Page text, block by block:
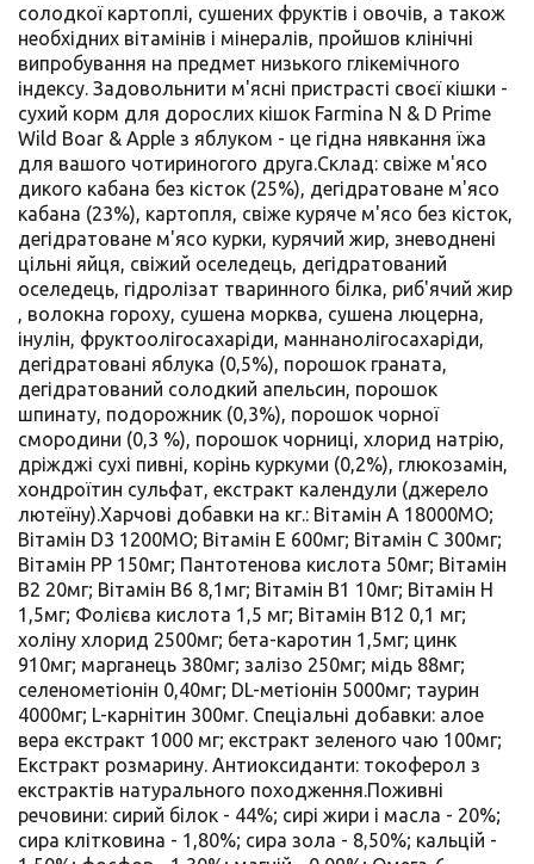
солодкої картоплі, сушених фруктів і овочів, а також
необхідних вітамінів і мінералів, пройшов клінічні
випробування на предмет низького глікемічного
індексу. Задовольнити м'ясні пристрасті своєї кішки -
сухий корм для дорослих кішок Farmina N & D Prime
Wild Boar & Apple з яблуком - це гідна нявкання їжа
для вашого чотириногого друга.Склад: свіже м'ясо
дикого кабана без кісток (25%), дегідратоване м'ясо
кабана (23%), картопля, свіже куряче м'ясо без кісток,
дегідратоване м'ясо курки, курячий жир, зневоднені
цільні яйця, свіжий оселедець, дегідратований
оселедець, гідролізат тваринного білка, риб'ячий жир
, волокна гороху, сушена морква, сушена люцерна,
інулін, фруктоолігосахаріди, маннанолігосахаріди,
дегідратовані яблука (0,5%), порошок граната,
дегідратований солодкий апельсин, порошок
шпинату, подорожник (0,3%), порошок чорної
смородини (0,3 %), порошок чорниці, хлорид натрію,
дріжджі сухі пивні, корінь куркуми (0,2%), глюкозамін,
хондроїтин сульфат, екстракт календули (джерело
лютеїну).Харчові добавки на кг.: Вітамін А 18000МО;
Вітамін D3 1200МО; Вітамін Е 600мг; Вітамін С 300мг;
Вітамін РР 150мг; Пантотенова кислота 50мг; Вітамін
В2 20мг; Вітамін В6 8,1мг; Вітамін В1 10мг; Вітамін Н
1,5мг; Фолієва кислота 1,5 мг; Вітамін В12 0,1 мг;
холіну хлорид 2500мг; бета-каротин 1,5мг; цинк
910мг; марганець 380мг; залізо 250мг; мідь 88мг;
селенометіонін 0,40мг; DL-метіонін 5000мг; таурин
4000мг; L-карнітин 300мг. Спеціальні добавки: алое
вера екстракт 1000 мг; екстракт зеленого чаю 100мг;
Екстракт розмарину. Антиоксиданти: токоферол з
екстрактів натурального походження.Поживні
речовини: сирий білок - 44%; сирі жири і масла - 20%;
сира клітковина - 1,80%; сира зола - 8,50%; кальцій -